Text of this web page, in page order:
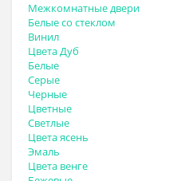
Межкомнатные двери
Белые со стеклом
Винил
Цвета Дуб
Белые
Серые
Черные
Цветные
Светлые
Цвета ясень
Эмаль
Цвета венге